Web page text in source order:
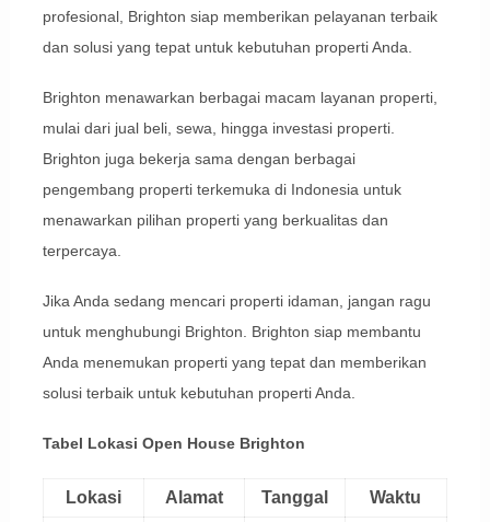
profesional, Brighton siap memberikan pelayanan terbaik
dan solusi yang tepat untuk kebutuhan properti Anda.
Brighton menawarkan berbagai macam layanan properti,
mulai dari jual beli, sewa, hingga investasi properti.
Brighton juga bekerja sama dengan berbagai
pengembang properti terkemuka di Indonesia untuk
menawarkan pilihan properti yang berkualitas dan
terpercaya.
Jika Anda sedang mencari properti idaman, jangan ragu
untuk menghubungi Brighton. Brighton siap membantu
Anda menemukan properti yang tepat dan memberikan
solusi terbaik untuk kebutuhan properti Anda.
Tabel Lokasi Open House Brighton
Lokasi Alamat Tanggal Waktu